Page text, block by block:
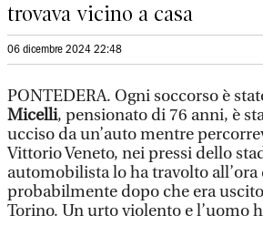
trovava vicino a casa
06 dicembre 2024 22:48
PONTEDERA. Ogni soccorso è
Micelli, pensionato di 76 anni, è
ucciso da un’auto mentre
Vittorio Veneto, nei pressi dello
automobilista lo ha travolto all’ora
probabilmente dopo che era
Torino. Un urto violento e l’uomo